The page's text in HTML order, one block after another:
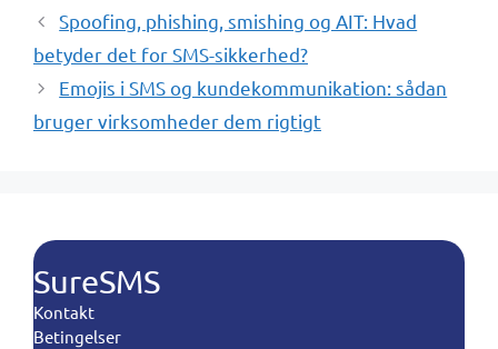
Spoofing, phishing, smishing og AIT: Hvad
betyder det for SMS-sikkerhed?
Emojis i SMS og kundekommunikation: sådan
bruger virksomheder dem rigtigt
SureSMS
Kontakt
Betingelser